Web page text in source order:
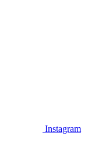
Instagram